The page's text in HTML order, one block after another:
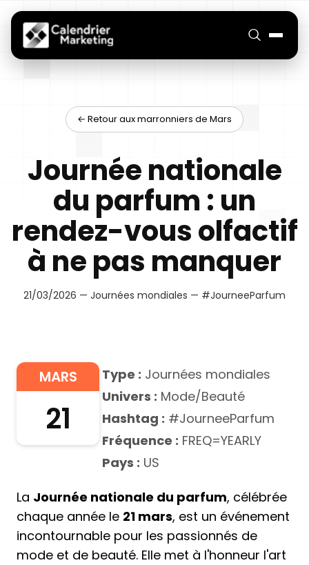
← Retour aux marronniers de Mars
Journée nationale
du parfum : un
rendez-vous olfactif
à ne pas manquer
21/03/2026 — Journées mondiales — #JourneeParfum
MARS
21
Type : Journées mondiales
Univers : Mode/Beauté
Hashtag : #JourneeParfum
Fréquence : FREQ=YEARLY
Pays : US
La Journée nationale du parfum, célébrée
chaque année le 21 mars, est un événement
incontournable pour les passionnés de
mode et de beauté. Elle met à l'honneur l'art